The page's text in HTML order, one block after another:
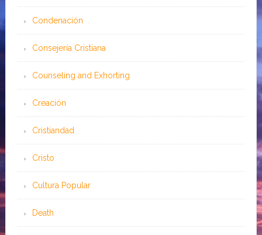
Condenación
Consejería Cristiana
Counseling and Exhorting
Creación
Cristiandad
Cristo
Cultura Popular
Death